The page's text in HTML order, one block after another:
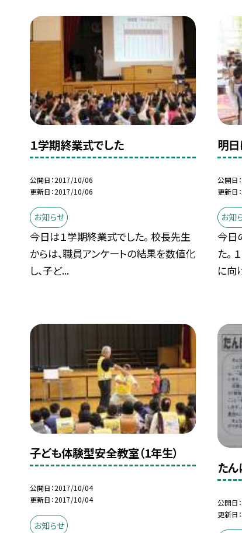
１学期終業式でした
公開日 2017/10/06
更新日 2017/10/06
お知らせ
今日は１学期終業式でした。 校長先生
からは、職員アンケートの結果を数値化
し、子ど...
明
公開日
更新日
お知
今日
た。
に向
子ども体験型安全教室（1年生）
公開日 2017/10/04
更新日 2017/10/04
お知らせ
た
公開日
更新日